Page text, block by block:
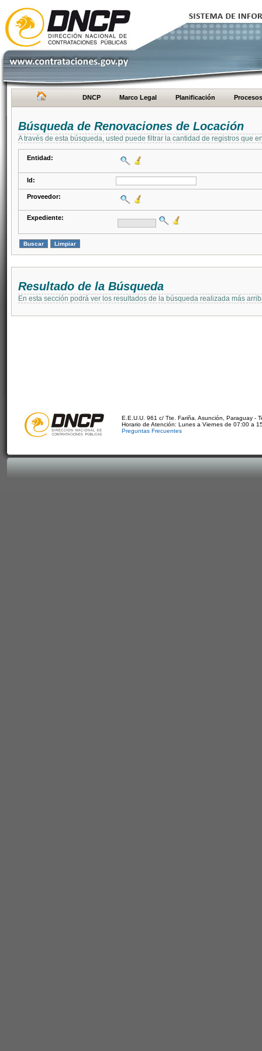
DNCP Marco Legal Planificación Procesos
Búsqueda de Renovaciones de Locación
A través de esta búsqueda, usted puede filtrar la cantidad de registros que
Entidad:
Id:
Proveedor:
Expediente:
Resultado de la Búsqueda
En esta sección podrá ver los resultados de la búsqueda realizada más
E.E.U.U. 961 c/ Tte. Fariña. Asunción, Paraguay -
Horario de Atención: Lunes a Viernes de 07:00 a
Preguntas Frecuentes